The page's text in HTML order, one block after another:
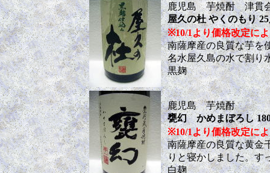
鹿児島 芋焼酎 津貫
屋久の杜 やくのもり 25
※10/1より価格改定によ
南薩摩産の良質な芋を
名水屋久島の水で割り
黒麹
鹿児島 芋焼酎
甕幻 かめまぼろし
※10/1より価格改定によ
南薩摩産の良質な黄金
りと寝かしました。す
白麹